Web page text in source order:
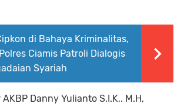
di Bahaya Kriminalitas,
Ciamis Patroli Dialogis
Syariah
Danny Yulianto S.I.K,. M.H,